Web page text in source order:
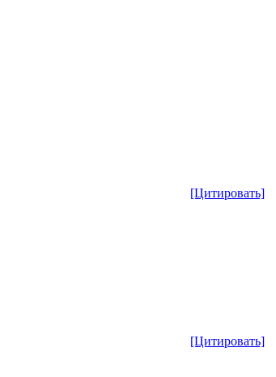
[Цитировать]
[Цитировать]